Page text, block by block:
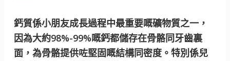
鈣質係小朋友成長過程中最重要嘅礦物質之一，
因為大約98%-99%嘅鈣都儲存在骨骼同牙齒裏
面，為骨骼提供咗堅固嘅結構同密度。特別係兒